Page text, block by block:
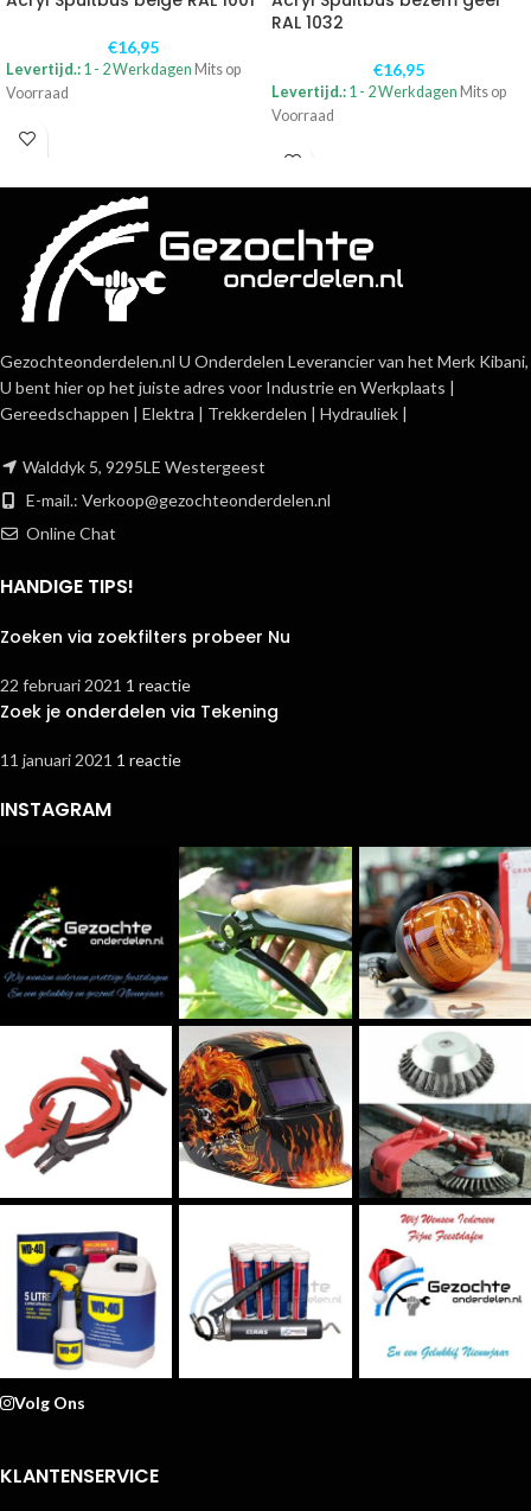
€16,95
Levertijd.: 1 - 2 Werkdagen Mits op
Voorraad
RAL 1032
€16,95
Levertijd.: 1 - 2 Werkdagen Mits op
Voorraad
Gezochteonderdelen.nl U Onderdelen Leverancier van het Merk Kibani,
U bent hier op het juiste adres voor Industrie en Werkplaats |
Gereedschappen | Elektra | Trekkerdelen | Hydrauliek |
Walddyk 5, 9295LE Westergeest
E-mail.: Verkoop@gezochteonderdelen.nl
Online Chat
HANDIGE TIPS!
Zoeken via zoekfilters probeer Nu
22 februari 2021 1 reactie
Zoek je onderdelen via Tekening
11 januari 2021 1 reactie
INSTAGRAM
Volg Ons
KLANTENSERVICE